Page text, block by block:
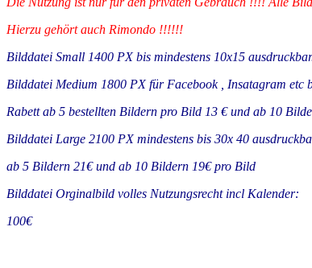
Hierzu gehört auch Rimondo !!!!!!
Bilddatei Small 1400 PX bis mindestens 10x15
Bilddatei Medium 1800 PX für Facebook , Insatagram etc
Rabett ab 5 bestellten Bildern pro Bild 13 € und ab 10
Bilddatei Large 2100 PX mindestens bis 30x 40
ab 5 Bildern 21€ und ab 10 Bildern 19€ pro Bild
Bilddatei Orginalbild volles Nutzungsrecht incl Kalender:
100€